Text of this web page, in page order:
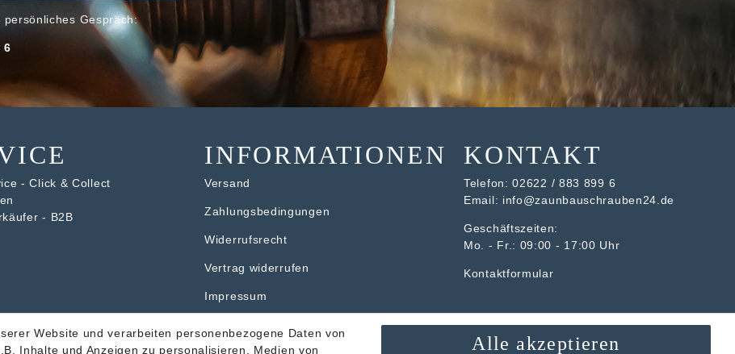
persönliches Gespräch:
6
- Click & Collect
- B2B
INFORMATIONEN
Versand
Zahlungsbedingungen
Widerrufsrecht
Vertrag widerrufen
Impressum
KONTAKT
Telefon:02622 / 883 899 6
Email: info@zaunbauschrauben24.de
Geschäftszeiten:
Mo. - Fr.: 09:00 - 17:00 Uhr
Kontaktformular
Website und verarbeiten personenbezogene Daten von
Inhalte und Anzeigen zu personalisieren, Medien von
Alle akzeptieren